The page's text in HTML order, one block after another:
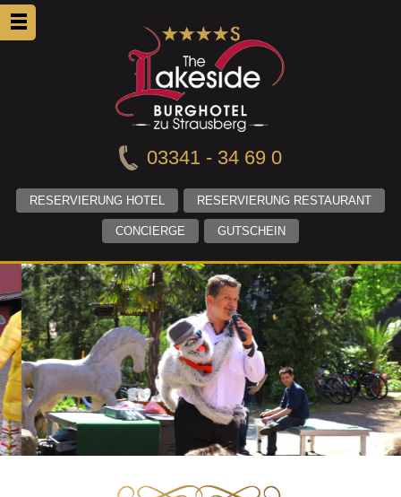
03341 - 34 69 0
RESERVIERUNG HOTEL RESERVIERUNG RESTAURANT
CONCIERGE GUTSCHEIN